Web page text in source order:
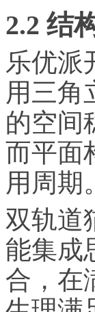
2.2 结
乐优派
用三角
的空间
而平面
用周期。
双轨道
能集成
合，在